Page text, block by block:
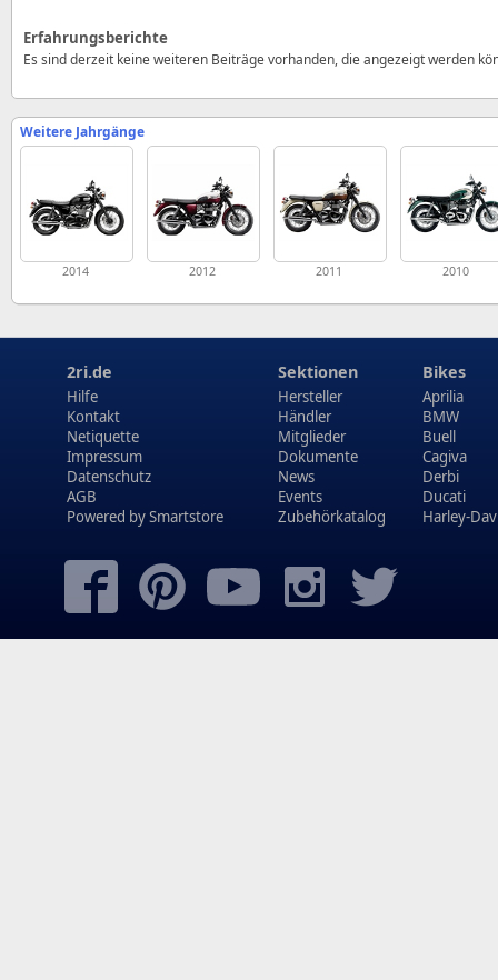
Erfahrungsberichte
Es sind derzeit keine weiteren Beiträge vorhanden, die angezeigt werden
Weitere Jahrgänge
2014 2012 2011 2010
2ri.de
Hilfe
Kontakt
Netiquette
Impressum
Datenschutz
AGB
Powered bySmartstore
Sektionen
Hersteller
Händler
Mitglieder
Dokumente
News
Events
Zubehörkatalog
Bikes
Aprilia
BMW
Buell
Cagiva
Derbi
Ducati
Harley-